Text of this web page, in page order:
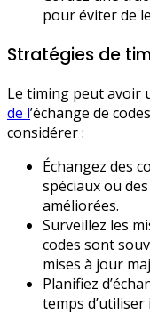
pour éviter de
Stratégies de
Le timing peut avoir
de l’échange de
considérer :
Échangez des
spéciaux ou
améliorées.
Surveillez les
codes sont
mises à jour
Planifiez
temps